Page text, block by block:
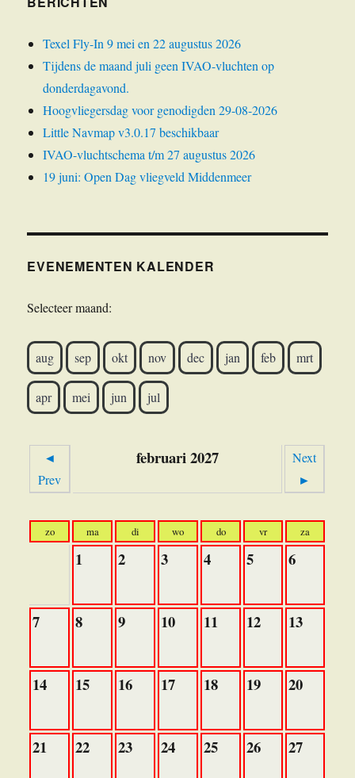
Texel Fly-In 9 mei en 22 augustus 2026
Tijdens de maand juli geen IVAO-vluchten op
donderdagavond.
Hoogvliegersdag voor genodigden 29-08-2026
Little Navmap v3.0.17 beschikbaar
IVAO-vluchtschema t/m 27 augustus 2026
19 juni: Open Dag vliegveld Middenmeer
EVENEMENTEN KALENDER
Selecteer maand:
aug sep okt nov dec jan feb mrt
apr mei jun jul
◄
Prev
februari 2027
Next
►
zo ma di wo do vr za
1 2 3 4 5 6
7 8 9 10 11 12 13
14 15 16 17 18 19 20
21 22 23 24 25 26 27